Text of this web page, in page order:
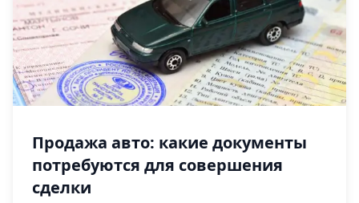
Продажа авто: какие документы
потребуются для совершения
сделки